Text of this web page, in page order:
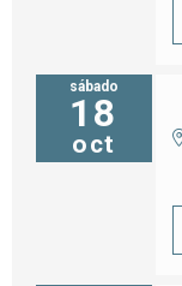
sábado
18
oct